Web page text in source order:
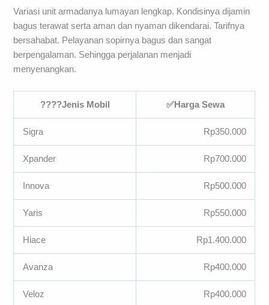
Variasi unit armadanya lumayan lengkap. Kondisinya dijamin
bagus terawat serta aman dan nyaman dikendarai. Tarifnya
bersahabat. Pelayanan sopirnya bagus dan sangat
berpengalaman. Sehingga perjalanan menjadi
menyenangkan.
????Jenis Mobil ✅Harga Sewa
Sigra Rp350.000
Xpander Rp700.000
Innova Rp500.000
Yaris Rp550.000
Hiace Rp1.400.000
Avanza Rp400.000
Veloz Rp400.000